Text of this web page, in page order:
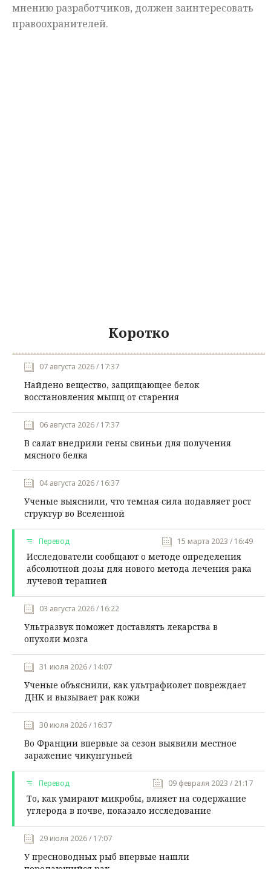
мнению разработчиков, должен заинтересовать
правоохранителей.
Коротко
07 августа 2026 / 17:37
Найдено вещество, защищающее белок
восстановления мышц от старения
06 августа 2026 / 17:37
В салат внедрили гены свиньи для получения
мясного белка
04 августа 2026 / 16:37
Ученые выяснили, что темная сила подавляет рост
структур во Вселенной
Перевод 15 марта 2023 / 16:49
Исследователи сообщают о методе определения
абсолютной дозы для нового метода лечения рака
лучевой терапией
03 августа 2026 / 16:22
Ультразвук поможет доставлять лекарства в
опухоли мозга
31 июля 2026 / 14:07
Ученые объяснили, как ультрафиолет повреждает
ДНК и вызывает рак кожи
30 июля 2026 / 16:37
Во Франции впервые за сезон выявили местное
заражение чикунгуньей
Перевод 09 февраля 2023 / 21:17
То, как умирают микробы, влияет на содержание
углерода в почве, показало исследование
29 июля 2026 / 17:07
У пресноводных рыб впервые нашли